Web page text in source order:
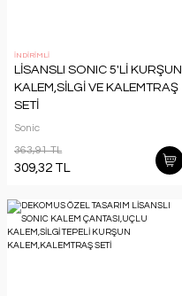
İNDİRİMLİ
LİSANSLI SONIC 5'Lİ KURŞUN
KALEM,SİLGİ VE KALEMTRAŞ
SETİ
Sonic
363,91 TL
309,32 TL